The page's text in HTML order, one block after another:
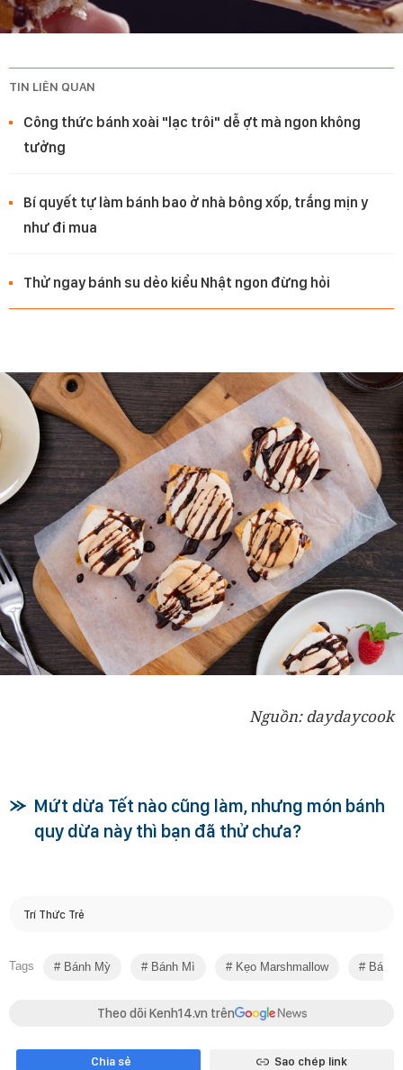
TIN LIÊN QUAN
Công thức bánh xoài "lạc trôi" dễ ợt mà ngon không
tưởng
Bí quyết tự làm bánh bao ở nhà bông xốp, trắng mịn y
như đi mua
Thử ngay bánh su dẻo kiểu Nhật ngon đừng hỏi
Nguồn: daydaycook
Mứt dừa Tết nào cũng làm, nhưng món bánh
quy dừa này thì bạn đã thử chưa?
Trí Thức Trẻ
Tags Bánh Mỳ Bánh Mì Kẹo Marshmallow Bánh
Theo dõi Kenh14.vn trên
Chia sẻ Sao chép link